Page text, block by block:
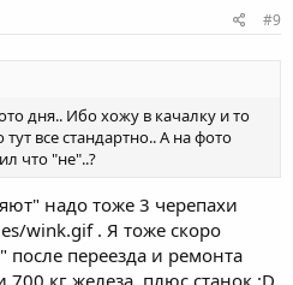
#9
дня.. Ибо хожу в качалку и то
все стандартно.. А на фото
что "не"..?
надо тоже 3 черепахи
wink.gif . Я тоже скоро
переезда и ремонта
кг железа, плюс станок.:D